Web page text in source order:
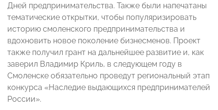
Дней предпринимательства. Также были напечатаны
тематические открытки, чтобы популяризировать
историю смоленского предпринимательства и
вдохновить новое поколение бизнесменов. Проект
также получил грант на дальнейшее развитие и, как
заверил Владимир Криль, в следующем году в
Смоленске обязательно проведут региональный этап
конкурса «Наследие выдающихся предпринимателей
России».